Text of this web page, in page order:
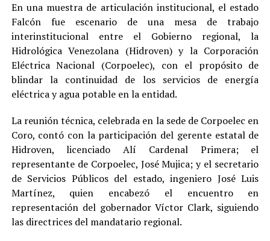
En una muestra de articulación institucional, el estado
Falcón fue escenario de una mesa de trabajo
interinstitucional entre el Gobierno regional, la
Hidrológica Venezolana (Hidroven) y la Corporación
Eléctrica Nacional (Corpoelec), con el propósito de
blindar la continuidad de los servicios de energía
eléctrica y agua potable en la entidad.
La reunión técnica, celebrada en la sede de Corpoelec en
Coro, contó con la participación del gerente estatal de
Hidroven, licenciado Alí Cardenal Primera; el
representante de Corpoelec, José Mujica; y el secretario
de Servicios Públicos del estado, ingeniero José Luis
Martínez, quien encabezó el encuentro en
representación del gobernador Víctor Clark, siguiendo
las directrices del mandatario regional.